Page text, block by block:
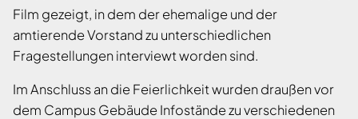
Film gezeigt, in dem der ehemalige und der
amtierende Vorstand zu unterschiedlichen
Fragestellungen interviewt worden sind.
Im Anschluss an die Feierlichkeit wurden draußen vor
dem Campus Gebäude Infostände zu verschiedenen